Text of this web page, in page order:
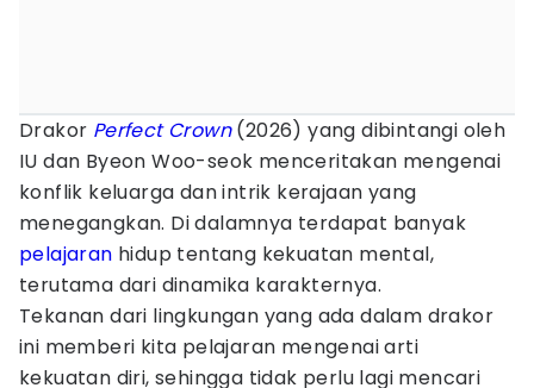
Drakor Perfect Crown(2026) yang dibintangi oleh
IU dan Byeon Woo-seok menceritakan mengenai
konflik keluarga dan intrik kerajaan yang
menegangkan. Di dalamnya terdapat banyak
pelajaran hidup tentang kekuatan mental,
terutama dari dinamika karakternya.
Tekanan dari lingkungan yang ada dalam drakor
ini memberi kita pelajaran mengenai arti
kekuatan diri, sehingga tidak perlu lagi mencari